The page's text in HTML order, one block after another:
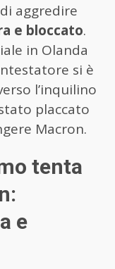
aggredire
e bloccato.
in Olanda
si è
l’inquilino
placcato
Macron.
tenta
e